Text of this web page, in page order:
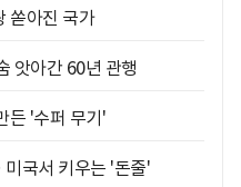
쏟아진 국가
앗아간 60년 관행
든 '수퍼 무기'
국서 키우는 '돈줄'